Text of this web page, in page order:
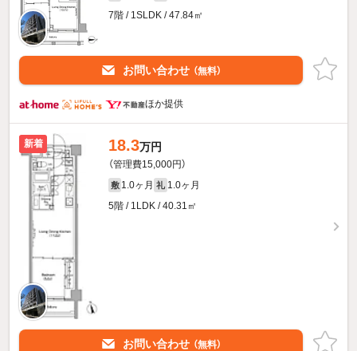
7階 / 1SLDK / 47.84㎡
お問い合わせ （無料）
ほか提供
新着 18.3万円
（管理費15,000円）
敷 1.0ヶ月 礼 1.0ヶ月
5階 / 1LDK / 40.31㎡
お問い合わせ （無料）